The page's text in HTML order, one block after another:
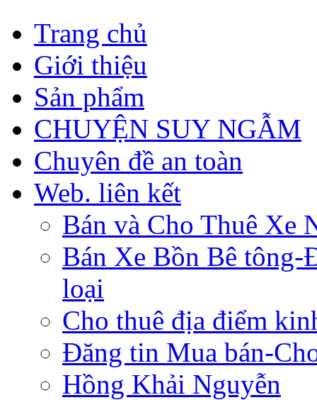
Trang chủ
Giới thiệu
Sản phẩm
CHUYỆN SUY NGẪM
Chuyên đề an toàn
Web. liên kết
Bán và Cho Thuê Xe
Bán Xe Bồn Bê tông-
loại
Cho thuê địa điểm
Đăng tin Mua bán-
Hồng Khải Nguyễn